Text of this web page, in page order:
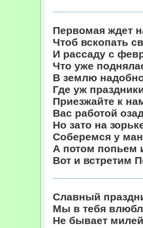
Первомая ждет
Чтоб вскопать
И рассаду с
Что уже
В землю
Где уж
Приезжайте к
Вас работой
Но зато на
Соберемся у
А потом попьем
Вот и встретим
Славный
Мы в тебя
Не бывает